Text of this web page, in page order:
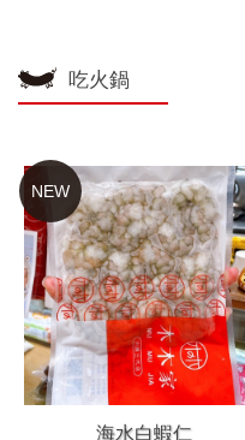
吃火鍋
NEW
海水白蝦仁